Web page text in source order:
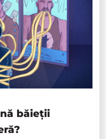
băieții